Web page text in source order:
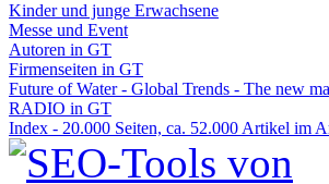
Kinder und junge Erwachsene
Messe und Event
Autoren in GT
Firmenseiten in GT
Future of Water - Global Trends - The new
RADIO in GT
Index - 20.000 Seiten, ca. 52.000 Artikel im